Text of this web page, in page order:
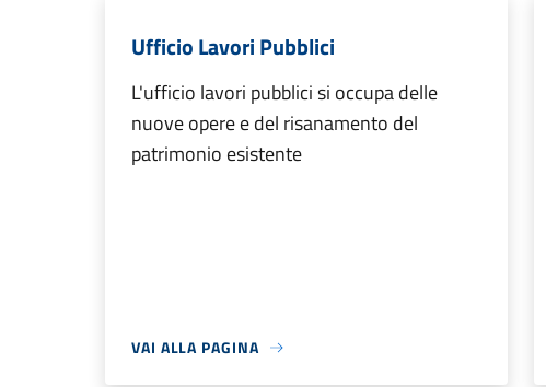
Ufficio Lavori Pubblici
L'ufficio lavori pubblici si occupa delle
nuove opere e del risanamento del
patrimonio esistente
VAI ALLA PAGINA